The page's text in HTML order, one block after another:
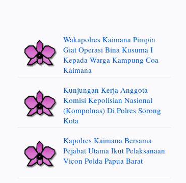
Wakapolres Kaimana Pimpin
Giat Operasi Bina Kusuma I
Kepada Warga Kampung Coa
Kaimana
Kunjungan Kerja Anggota
Komisi Kepolisian Nasional
(Kompolnas) Di Polres Sorong
Kota
Kapolres Kaimana Bersama
Pejabat Utama Ikut Pelaksanaan
Vicon Polda Papua Barat